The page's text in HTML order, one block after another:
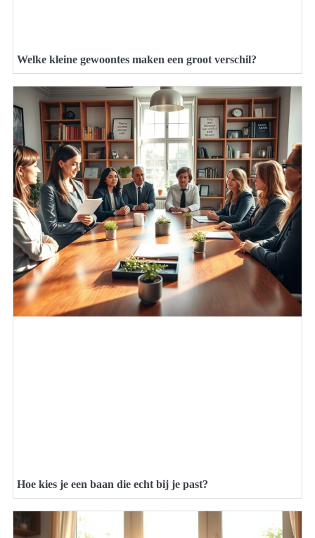
Welke kleine gewoontes maken een groot verschil?
Hoe kies je een baan die echt bij je past?